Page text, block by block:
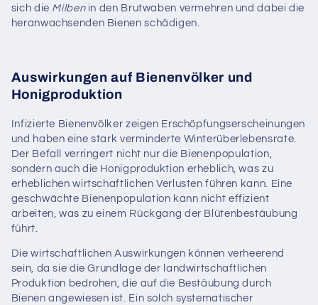
sich die Milben in den Brutwaben vermehren und dabei die
heranwachsenden Bienen schädigen.
Auswirkungen auf Bienenvölker und
Honigproduktion
Infizierte Bienenvölker zeigen Erschöpfungserscheinungen
und haben eine stark verminderte Winterüberlebensrate.
Der Befall verringert nicht nur die Bienenpopulation,
sondern auch die Honigproduktion erheblich, was zu
erheblichen wirtschaftlichen Verlusten führen kann. Eine
geschwächte Bienenpopulation kann nicht effizient
arbeiten, was zu einem Rückgang der Blütenbestäubung
führt.
Die wirtschaftlichen Auswirkungen können verheerend
sein, da sie die Grundlage der landwirtschaftlichen
Produktion bedrohen, die auf die Bestäubung durch
Bienen angewiesen ist. Ein solch systematischer